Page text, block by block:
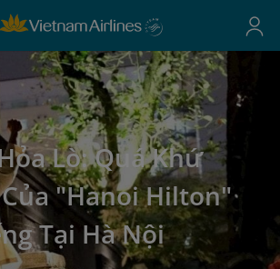
Lò: Quá Khứ
"Hanoi Hilton"
Tại Hà Nội